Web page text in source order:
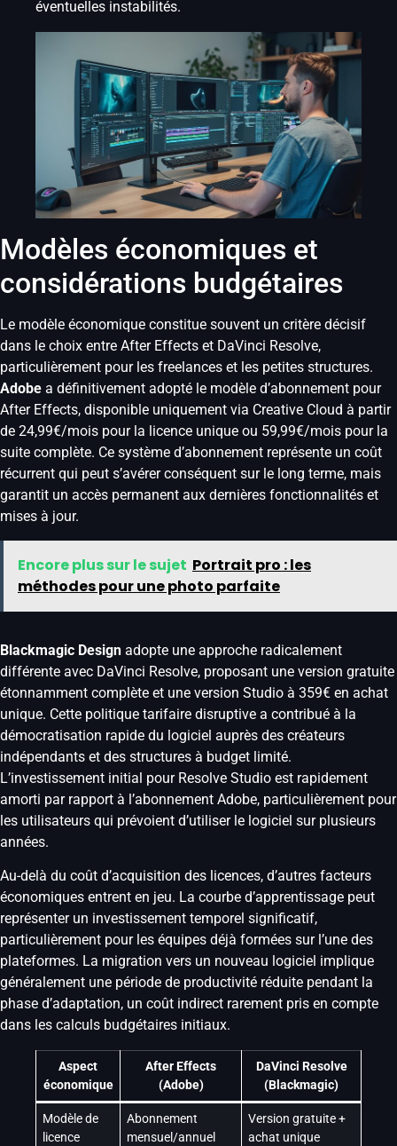
éventuelles instabilités.
Modèles économiques et
considérations budgétaires
Le modèle économique constitue souvent un critère décisif
dans le choix entre After Effects et DaVinci Resolve,
particulièrement pour les freelances et les petites structures.
Adobe a définitivement adopté le modèle d’abonnement pour
After Effects, disponible uniquement via Creative Cloud à partir
de 24,99€/mois pour la licence unique ou 59,99€/mois pour la
suite complète. Ce système d’abonnement représente un coût
récurrent qui peut s’avérer conséquent sur le long terme, mais
garantit un accès permanent aux dernières fonctionnalités et
mises à jour.
Encore plus sur le sujet Portrait pro : les
méthodes pour une photo parfaite
Blackmagic Design adopte une approche radicalement
différente avec DaVinci Resolve, proposant une version gratuite
étonnamment complète et une version Studio à 359€ en achat
unique. Cette politique tarifaire disruptive a contribué à la
démocratisation rapide du logiciel auprès des créateurs
indépendants et des structures à budget limité.
L’investissement initial pour Resolve Studio est rapidement
amorti par rapport à l’abonnement Adobe, particulièrement pour
les utilisateurs qui prévoient d’utiliser le logiciel sur plusieurs
années.
Au-delà du coût d’acquisition des licences, d’autres facteurs
économiques entrent en jeu. La courbe d’apprentissage peut
représenter un investissement temporel significatif,
particulièrement pour les équipes déjà formées sur l’une des
plateformes. La migration vers un nouveau logiciel implique
généralement une période de productivité réduite pendant la
phase d’adaptation, un coût indirect rarement pris en compte
dans les calculs budgétaires initiaux.
Aspect
économique
After Effects
(Adobe)
DaVinci Resolve
(Blackmagic)
Modèle de
licence
Abonnement
mensuel/annuel
Version gratuite +
achat unique